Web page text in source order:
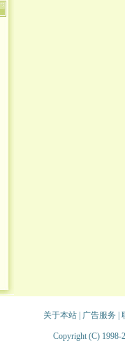
关于本站| 广告服务
Copyright (C) 1998-